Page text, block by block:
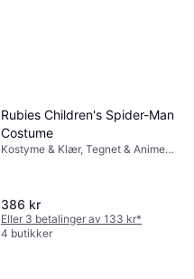
Rubies Children's Spider-Man
Costume
Kostyme & Klær, Tegnet & Animert,
386 kr
Eller 3 betalinger av 133 kr*
4 butikker